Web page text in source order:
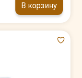
В корзину